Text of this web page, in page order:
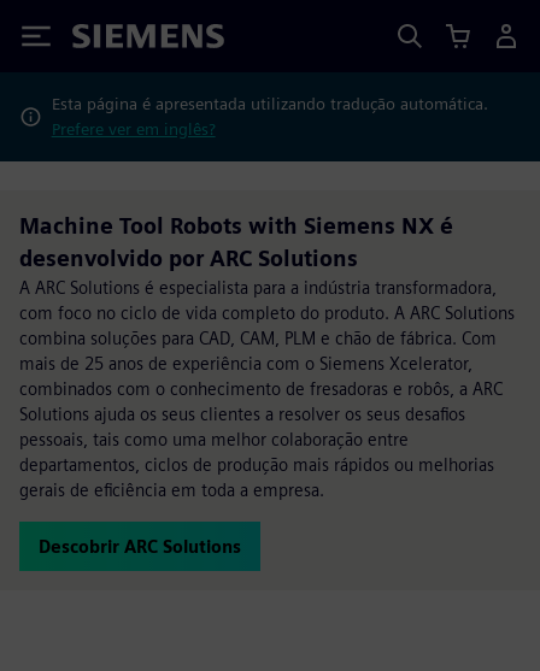
Siemens
Esta página é apresentada utilizando tradução automática.
Prefere ver em inglês?
Machine Tool Robots with Siemens NX é
desenvolvido por ARC Solutions
A ARC Solutions é especialista para a indústria transformadora,
com foco no ciclo de vida completo do produto. A ARC Solutions
combina soluções para CAD, CAM, PLM e chão de fábrica. Com
mais de 25 anos de experiência com o Siemens Xcelerator,
combinados com o conhecimento de fresadoras e robôs, a ARC
Solutions ajuda os seus clientes a resolver os seus desafios
pessoais, tais como uma melhor colaboração entre
departamentos, ciclos de produção mais rápidos ou melhorias
gerais de eficiência em toda a empresa.
Descobrir ARC Solutions